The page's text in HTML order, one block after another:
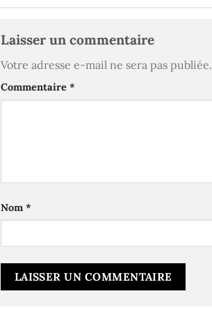
Laisser un commentaire
Votre adresse e-mail ne sera pas publiée.
Commentaire *
Nom *